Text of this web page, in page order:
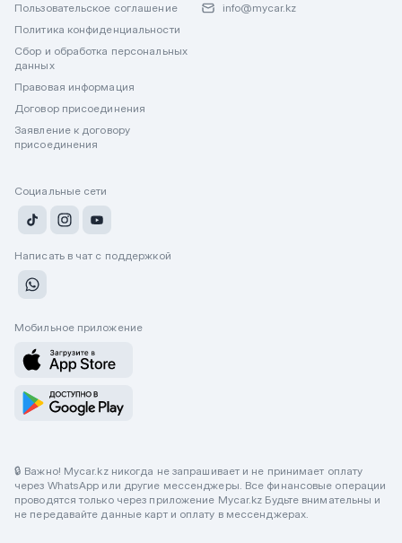
Пользовательское соглашение
Политика конфиденциальности
Сбор и обработка персональных
данных
Правовая информация
Договор присоединения
Заявление к договору
присоединения
info@mycar.kz
Социальные сети
Написать в чат с поддержкой
Мобильное приложение
🔒 Важно! Mycar.kz никогда не запрашивает и не принимает оплату
через WhatsApp или другие мессенджеры. Все финансовые операции
проводятся только через приложение Mycar.kz Будьте внимательны и
не передавайте данные карт и оплату в мессенджерах.